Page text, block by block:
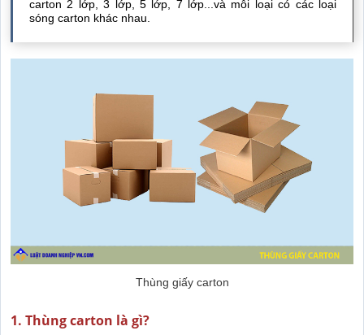
carton 2 lớp, 3 lớp, 5 lớp, 7 lớp...và mỗi loại có các loại
sóng carton khác nhau.
Thùng giấy carton
1. Thùng carton là gì?